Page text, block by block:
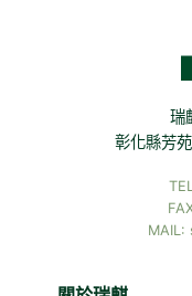
瑞
彰化縣芳
MAIL: